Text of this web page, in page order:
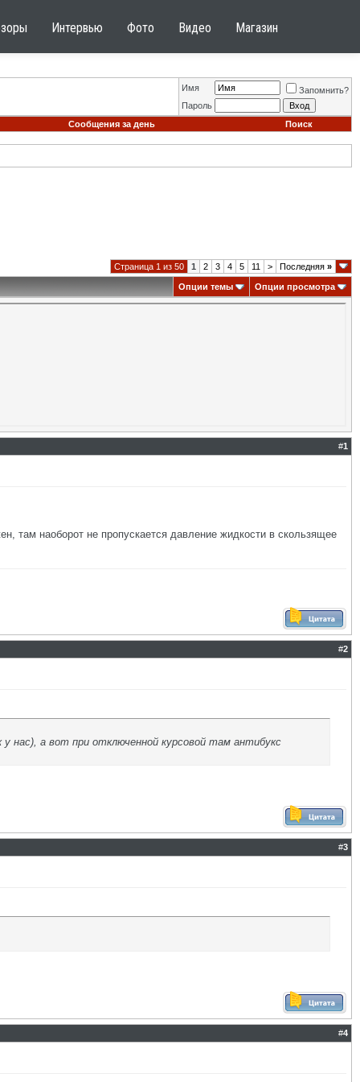
Интервью Фото Видео Магазин
Имя
Запомнить?
Пароль
Сообщения за день
Поиск
Страница 1 из 50 1 2 3 4 5 11 > Последняя »
Опции темы Опции просмотра
#1
там наоборот не пропускается давление жидкости в скользящее
#2
нас), а вот при отключенной курсовой там антибукс
#3
#4